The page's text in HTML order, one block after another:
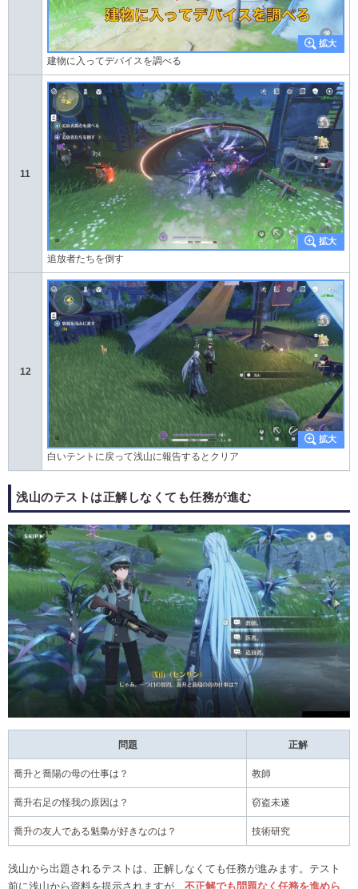
建物に入ってデバイスを調べる
11
追放者たちを倒す
12
白いテントに戻って浅山に報告するとクリア
浅山のテストは正解しなくても任務が進む
問題 正解
喬升と喬陽の母の仕事は？ 教師
喬升右足の怪我の原因は？ 窃盗未遂
喬升の友人である魁梟が好きなのは？ 技術研究
浅山から出題されるテストは、正解しなくても任務が進みます。テスト
前に浅山から資料を提示されますが、 不正解でも問題なく任務を進めら